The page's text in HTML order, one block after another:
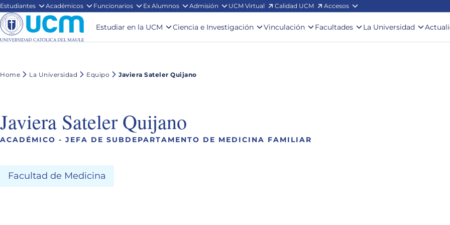
Estudiantes Académicos Funcionarios Ex Alumnos Admisión UCM Virtual Calidad UCM Accesos
Estudiar en la UCM Ciencia e Investigación Vinculación Facultades La Universidad
Home La Universidad Equipo Javiera Sateler Quijano
Javiera Sateler Quijano
ACADÉMICO - JEFA DE SUBDEPARTAMENTO DE MEDICINA FAMILIAR
Facultad de Medicina